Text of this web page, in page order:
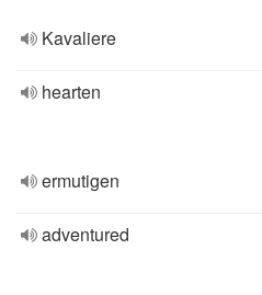
Kavaliere
hearten
ermutigen
adventured